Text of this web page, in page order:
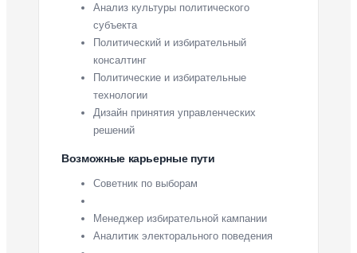
Анализ культуры политического
субъекта
Политический и избирательный
консалтинг
Политические и избирательные
технологии
Дизайн принятия управленческих
решений
Возможные карьерные пути
Советник по выборам
Менеджер избирательной кампании
Аналитик электорального поведения